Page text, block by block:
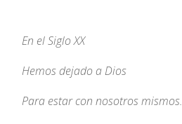
En el Siglo XX
Hemos dejado a Dios
Para estar con nosotros mismos.